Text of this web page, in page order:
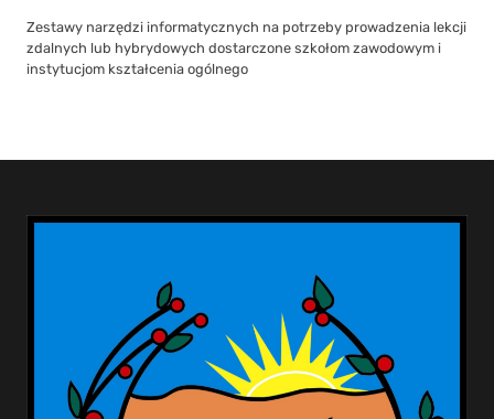
Zestawy narzędzi informatycznych na potrzeby prowadzenia lekcji
zdalnych lub hybrydowych dostarczone szkołom zawodowym i
instytucjom kształcenia ogólnego